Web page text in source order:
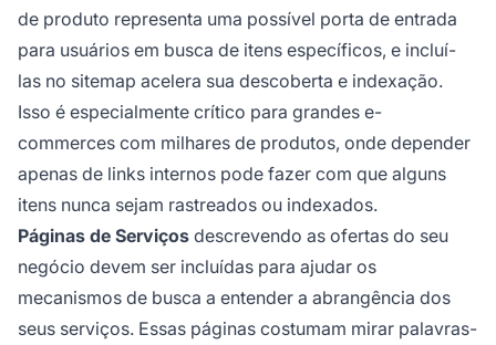
de produto representa uma possível porta de entrada
para usuários em busca de itens específicos, e incluí-
las no sitemap acelera sua descoberta e indexação.
Isso é especialmente crítico para grandes e-
commerces com milhares de produtos, onde depender
apenas de links internos pode fazer com que alguns
itens nunca sejam rastreados ou indexados.
Páginas de Serviços descrevendo as ofertas do seu
negócio devem ser incluídas para ajudar os
mecanismos de busca a entender a abrangência dos
seus serviços. Essas páginas costumam mirar palavras-